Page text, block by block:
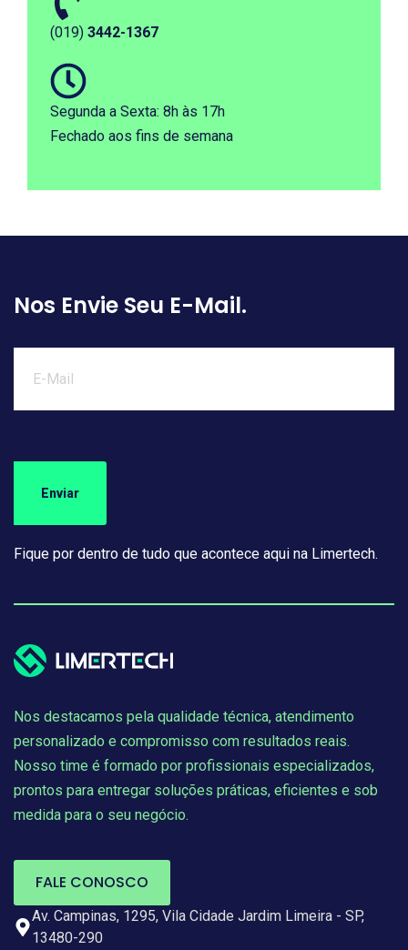
(019) 3442-1367
Segunda a Sexta: 8h às 17h
Fechado aos fins de semana
Nos Envie Seu E-Mail.
Fique por dentro de tudo que acontece aqui na Limertech.
Nos destacamos pela qualidade técnica, atendimento
personalizado e compromisso com resultados reais.
Nosso time é formado por profissionais especializados,
prontos para entregar soluções práticas, eficientes e sob
medida para o seu negócio.
FALE CONOSCO
Av. Campinas, 1295, Vila Cidade Jardim Limeira - SP,
13480-290